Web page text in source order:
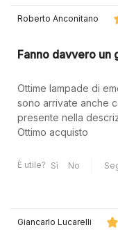
Roberto Anconitano
Fanno davvero un
Ottime lampade di
sono arrivate anche
presente nella
Ottimo acquisto
È utile? Sì No
Giancarlo Lucarelli